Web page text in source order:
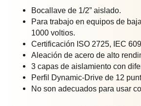
Bocallave de 1/2” aislado.
Para trabajo en equipos de
1000 voltios.
Certificación ISO 2725, IEC
Aleación de acero de alto
3 capas de aislamiento con
Perfil Dynamic-Drive de 12
No son adecuados para usar